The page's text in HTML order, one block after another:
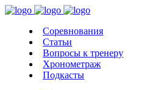
Соревнования
Статьи
Вопросы к тренеру
Хронометраж
Подкасты